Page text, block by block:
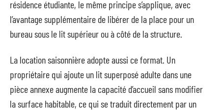
résidence étudiante, le même principe s’applique, avec
l’avantage supplémentaire de libérer de la place pour un
bureau sous le lit supérieur ou à côté de la structure.
La location saisonnière adopte aussi ce format. Un
propriétaire qui ajoute un lit superposé adulte dans une
pièce annexe augmente la capacité d’accueil sans modifier
la surface habitable, ce qui se traduit directement par un